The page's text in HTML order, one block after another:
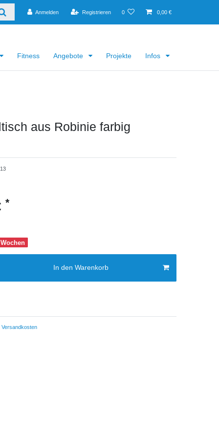
Anmelden Registrieren 0 0,00 €
Fitness Angebote Projekte Infos
aus Robinie farbig
*
In den Warenkorb
Versandkosten